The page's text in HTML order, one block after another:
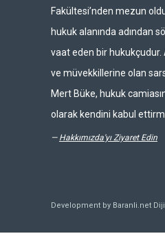
Fakültesi’nden mezun
hukuk alanında adından
vaat eden bir
ve müvekkillerine olan
Mert Büke, hukuk
olarak kendini kabul
— Hakkımızda'yı Ziyaret Edin
Development by Baranli.net